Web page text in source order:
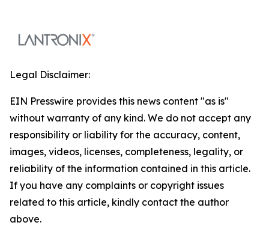
Legal Disclaimer:
EIN Presswire provides this news content "as is"
without warranty of any kind. We do not accept any
responsibility or liability for the accuracy, content,
images, videos, licenses, completeness, legality, or
reliability of the information contained in this article.
If you have any complaints or copyright issues
related to this article, kindly contact the author
above.